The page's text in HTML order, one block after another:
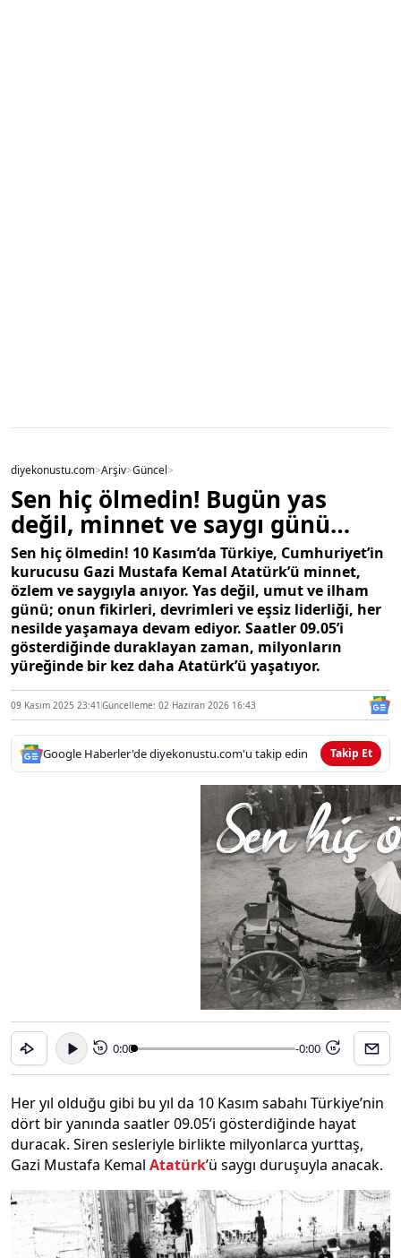
diyekonustu.com>Arşiv>Güncel>
Sen hiç ölmedin! Bugün yas
değil, minnet ve saygı günü…
Sen hiç ölmedin! 10 Kasım’da Türkiye, Cumhuriyet’in
kurucusu Gazi Mustafa Kemal Atatürk’ü minnet,
özlem ve saygıyla anıyor. Yas değil, umut ve ilham
günü; onun fikirleri, devrimleri ve eşsiz liderliği, her
nesilde yaşamaya devam ediyor. Saatler 09.05’i
gösterdiğinde duraklayan zaman, milyonların
yüreğinde bir kez daha Atatürk’ü yaşatıyor.
09 Kasım 2025 23:41 Güncelleme: 02 Haziran 2026 16:43
Google Haberler'de diyekonustu.com'u takip edin Takip Et
15 0:00 -0:00 15
Her yıl olduğu gibi bu yıl da 10 Kasım sabahı Türkiye’nin
dört bir yanında saatler 09.05’i gösterdiğinde hayat
duracak. Siren sesleriyle birlikte milyonlarca yurttaş,
Gazi Mustafa Kemal Atatürk’ü saygı duruşuyla anacak.